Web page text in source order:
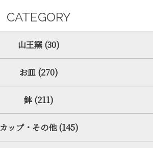
CATEGORY
山王窯 (30)
お皿 (270)
鉢 (211)
カップ・その他 (145)